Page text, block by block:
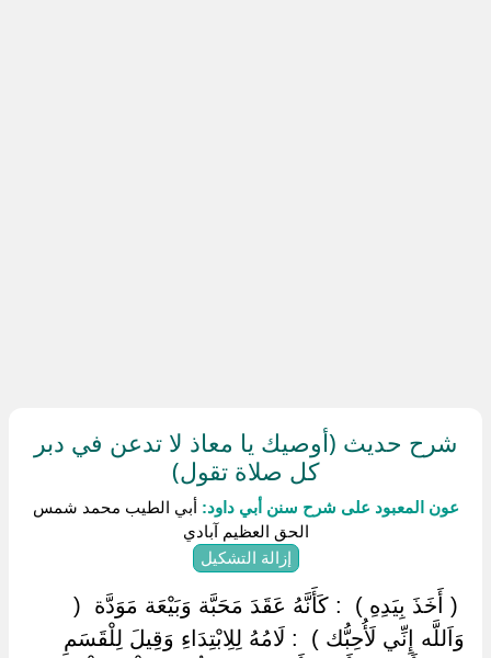
شرح حديث (أوصيك يا معاذ لا تدعن في دبر
كل صلاة تقول)
عون المعبود على شرح سنن أبي داود: أبي الطيب محمد شمس
الحق العظيم آبادي
إزالة التشكيل
‏ ‏( أَخَذَ بِيَدِهِ ) ‏ ‏: كَأَنَّهُ عَقَدَ مَحَبَّة وَبَيْعَة مَوَدَّة ‏ ‏(
وَاَللَّه إِنِّي لَأُحِبُّك ) ‏ ‏: لَامُهُ لِلِابْتِدَاءِ وَقِيلَ لِلْقَسَمِ